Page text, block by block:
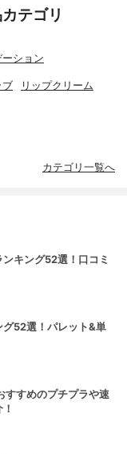
テゴリ
ション
ブ リップクリーム
カテゴリ一覧へ
キング52選！口コミ
グ52選！パレット&単
すすめのプチプラや速